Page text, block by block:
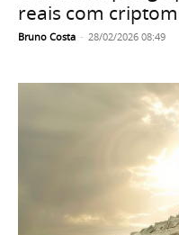
reais com
Bruno Costa - 28/02/2026 08:49